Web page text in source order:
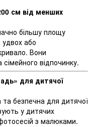
см від менших
більшу площу
або
Вони
відпочинку.
для дитячої
та безпечна для дитячої
у дитячих
з малюками.